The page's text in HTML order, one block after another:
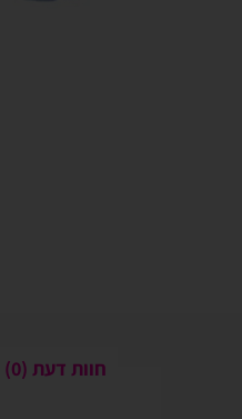
חוות דעת (0)